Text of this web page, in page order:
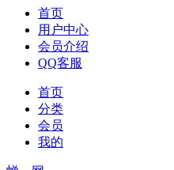
首页
用户中心
会员介绍
QQ客服
首页
分类
会员
我的